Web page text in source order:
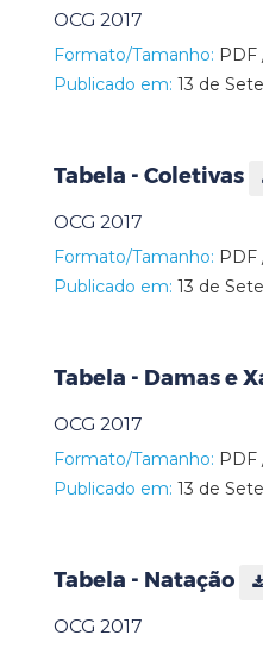
OCG 2017
Formato/Tamanho: PDF
Publicado em: 13 de
Tabela - Coletivas
OCG 2017
Formato/Tamanho: PDF
Publicado em: 13 de
Tabela - Damas e
OCG 2017
Formato/Tamanho: PDF
Publicado em: 13 de
Tabela - Natação
OCG 2017